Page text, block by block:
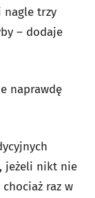
nagle trzy
– dodaje
naprawdę
jeżeli nikt nie
chociaż raz w